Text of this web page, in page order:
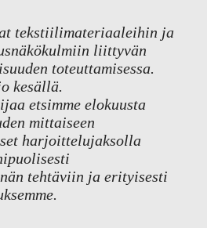
tekstiilimateriaaleihin ja
liittyvän
toteuttamisessa.
kesällä.
etsimme elokuusta
mittaiseen
harjoittelujaksolla
tehtäviin ja erityisesti